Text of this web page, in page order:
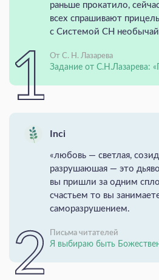
раньше прокатило,
всех спрашивают
с Системой СН
От С. Н. Лазарева
Задание от С.Н.Лазарева:
Inci
«любовь — светлая,
разрушаюшая — это
вы пришли за одним
счастьем то вы
саморазрушением.
Письма читателей
Я выбираю быть